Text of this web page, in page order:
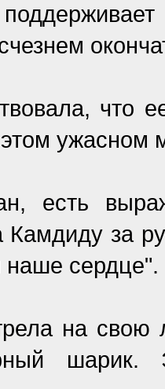
что
ужасном
есть
Камдиду за
сердце".
на свою